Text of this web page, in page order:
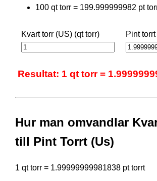
100 qt torr = 199.999999982 pt
Kvart torr (US) (qt torr) Pint
Resultat: 1 qt torr =
Hur man omvandlar
till Pint Torrt (Us)
1 qt torr = 1.99999999981838 pt torrt